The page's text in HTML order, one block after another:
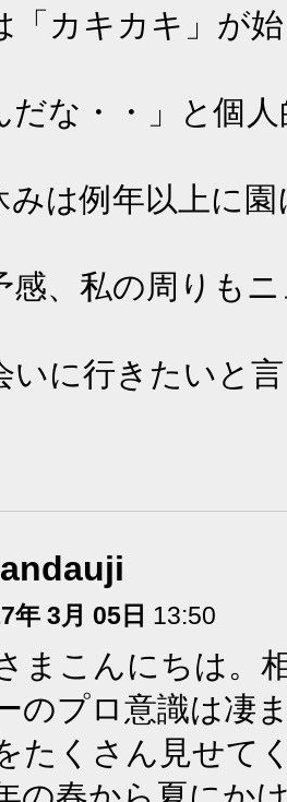
「カキカキ」が
だな・・」と個
みは例年以上に
感、私の周りも
いに行きたいと
年 3月 05日 13:50
まこんにちは。
のプロ意識は凄
たくさん見せて